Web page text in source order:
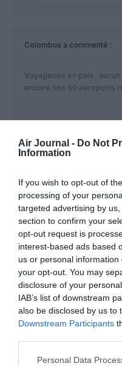
Air Journal - Do Not
Information
If you wish to opt-out of
processing of your
targeted advertising by
section to confirm your
opt-out request is
interest-based ads based
us or personal
your opt-out. You may
disclosure of your
IAB’s list of downstream
also be disclosed by us to
Downstream Participants
Personal Data
Colombus a commenté :
Voyageons en paix ;
encore nos 50 aéroports
Mab a commenté :
Seulement 3 vols. Bon
Les gens ne sont pas au
pub coûte trop cher pour
Ça va finir comme les
dernière avec 10 PAX par
Bencello a commenté
des outils